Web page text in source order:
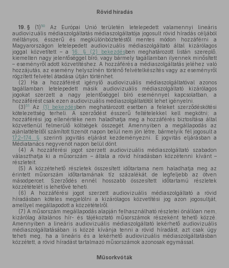
Rövid híradás
19. § (1)50
Az Európai Unió területén letelepedett valamennyi lineáris
audiovizuális médiaszolgáltatás médiaszolgáltatója jogosult rövid híradás céljából
méltányos, ésszerű és megkülönböztetéstől mentes módon hozzáférni a
Magyarországon letelepedett audiovizuális médiaszolgáltató által kizárólagos
joggal közvetített – a16. § (2) bekezdésben meghatározott listán szereplő,
kiemelten nagy jelentőséggel bíró, vagy bármely tagállamban ilyennek minősített
– eseményről adott közvetítéshez. A hozzáférés a médiaszolgáltatás jeléhez való
hozzájutás, az esemény helyszínén történő felvételkészítés vagy az eseményről
rögzített felvétel átadása útján történhet.
(2) Ha a hozzáférést igénylő audiovizuális médiaszolgáltatóval azonos
tagállamban letelepedett másik audiovizuális médiaszolgáltató kizárólagos
jogokat szerzett a nagy jelentőséggel bíró eseménnyel kapcsolatban, a
hozzáférést csak ezen audiovizuális médiaszolgáltatótól lehet igényelni.
(3)51 Az (1) bekezdésben meghatározott esetben a feleket szerződéskötési
kötelezettség terheli. A szerződést ésszerű feltételekkel kell megkötni; a
hozzáférési jog ellenértéke nem haladhatja meg a hozzáférés biztosítása által
közvetlenül felmerülő költségek összegét. Amennyiben a megállapodás az
ajánlattételtől számított tizenöt napon belül nem jön létre, bármelyik fél jogosult a
172–174. §
szerinti jogvitás eljárást kezdeményezni. E jogvitás eljárásban a
Médiatanács negyvenöt napon belül dönt.
(4) A hozzáférési jogot szerzett audiovizuális médiaszolgáltató szabadon
választhatja ki a műsorszám – általa a rövid híradásban közzétenni kívánt –
részleteit.
(5) A közzétehető részletek összesített időtartama nem haladhatja meg az
érintett műsorszám időtartamának tíz százalékát, de legfeljebb az ötven
másodpercet. Szerződés ennél hosszabb összesített időtartamú részletek
közzétételét is lehetővé teheti.
(6) A hozzáférési jogot szerzett audiovizuális médiaszolgáltató a rövid
híradásban köteles megjelölni a kizárólagos közvetítési jog azon jogosultját,
amellyel megállapodott a közzétételről.
(7) A műsorszám megállapodás alapján felhasználható részletei önállóan nem,
kizárólag általános hír- és tájékoztató műsorszámok részeként tehető közzé.
Amennyiben a lineáris audiovizuális médiaszolgáltató lekérhető audiovizuális
médiaszolgáltatásában is közzé kívánja tenni a rövid híradást, azt csak úgy
teheti meg, ha a lineáris és a lekérhető audiovizuális médiaszolgáltatásban
közzétett, a rövid híradást tartalmazó műsorszámok azonosak egymással.
Műsorkvóták